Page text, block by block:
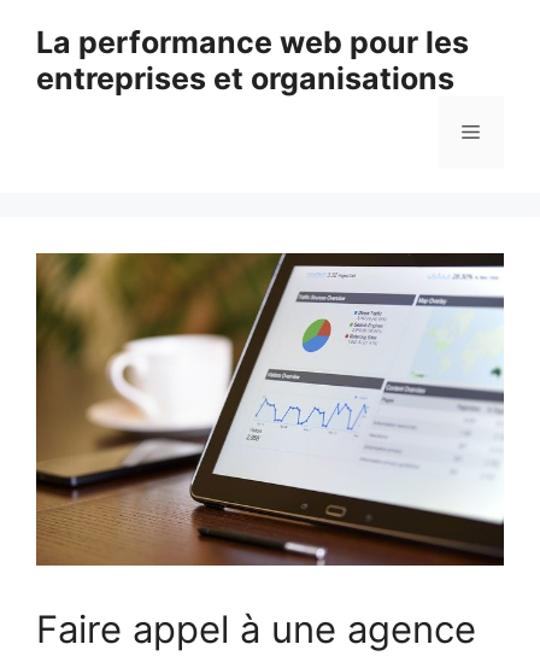
contenu
La performance web pour les
entreprises et organisations
Menu
Faire appel à une agence